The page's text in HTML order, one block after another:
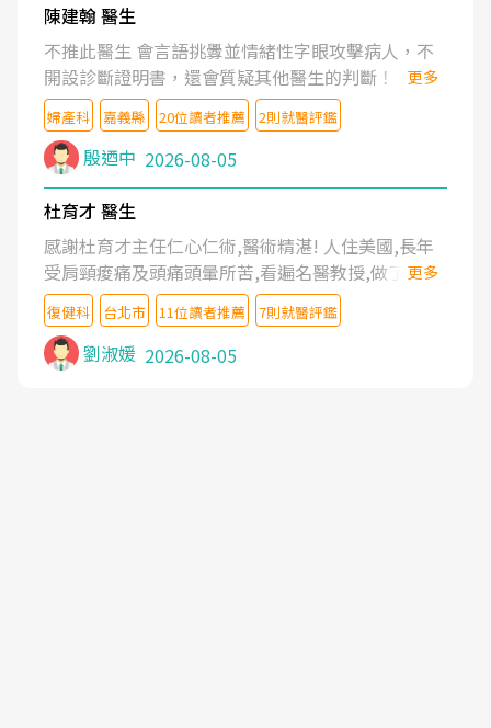
陳建翰 醫生
不推此醫生 會言語挑釁並情緒性字眼攻擊病人，不
開設診斷證明書，還會質疑其他醫生的判斷！
更多
婦產科 嘉義縣 20位讀者推薦 2則就醫評鑑
殷迺中 2026-08-05
杜育才 醫生
感謝杜育才主任仁心仁術,醫術精湛! 人住美國,長年
受肩頸痠痛及頭痛頭暈所苦,看遍名醫教授,做了各種
檢查,也嘗試過西醫打針,中醫針灸及物理徒手治療都
沒有用,後來連吃到嗎啡類止痛藥都效果有限,只是壓
症狀,沒多久就痛起來,多年失眠嚴重影響生活品質.
台灣親友介紹忠孝醫院杜育才主任是頸頭症候群專
更多
復健科 台北市 11位讀者推薦 7則就醫評鑑
劉淑媛 2026-08-05